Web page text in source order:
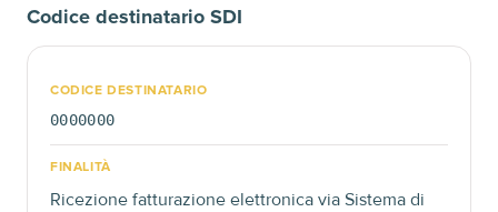
Codice destinatario SDI
CODICE DESTINATARIO
0000000
FINALITÀ
Ricezione fatturazione elettronica via Sistema di